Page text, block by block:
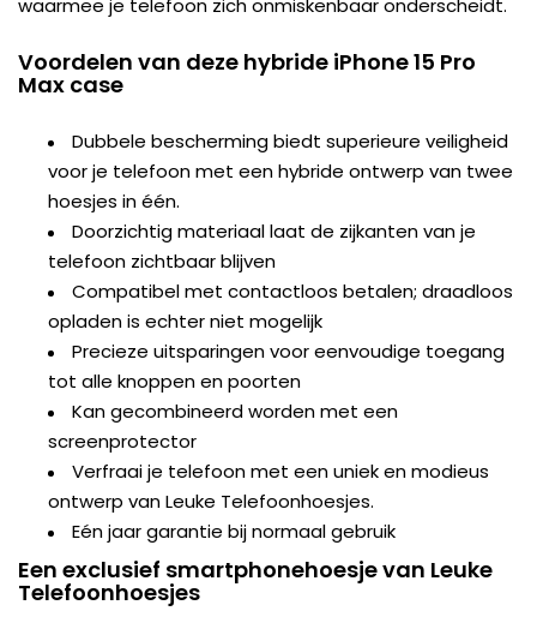
waarmee je telefoon zich onmiskenbaar onderscheidt.
Voordelen van deze hybride iPhone 15 Pro
Max case
Dubbele bescherming biedt superieure veiligheid
voor je telefoon met een hybride ontwerp van twee
hoesjes in één.
Doorzichtig materiaal laat de zijkanten van je
telefoon zichtbaar blijven
Compatibel met contactloos betalen; draadloos
opladen is echter niet mogelijk
Precieze uitsparingen voor eenvoudige toegang
tot alle knoppen en poorten
Kan gecombineerd worden met een
screenprotector
Verfraai je telefoon met een uniek en modieus
ontwerp van Leuke Telefoonhoesjes.
Eén jaar garantie bij normaal gebruik
Een exclusief smartphonehoesje van Leuke
Telefoonhoesjes